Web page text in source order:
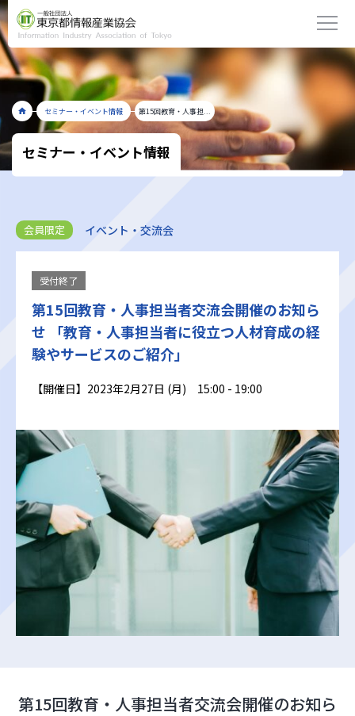
セミナー・イベント情報
セミナー・イベント情報 第15回教育・人事担...
イベント・交流会
会員限定
受付終了
第15回教育・人事担当者交流会開催のお知ら
せ 「教育・人事担当者に役立つ人材育成の経
験やサービスのご紹介」
【開催日】2023年2月27日 (月) 15:00 - 19:00
第15回教育・人事担当者交流会開催のお知ら